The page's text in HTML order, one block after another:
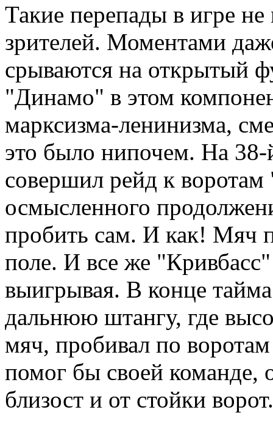
Такие перепады в игре
зрителей. Моментами
срываются на открытый
"Динамо" в этом
марксизма-ленинизма,
это было нипочем. На
совершил рейд к
осмысленного
пробить сам. И как! Мяч
поле. И все же
выигрывая. В конце
дальнюю штангу, где
мяч, пробивал по
помог бы своей команде,
близост и от стойки ворот.